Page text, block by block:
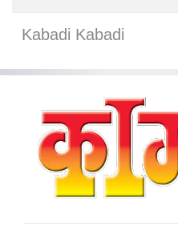
Kabadi Kabadi